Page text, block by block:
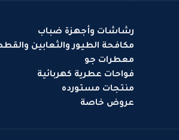
رشاشات وأجهزة ضباب
مكافحة الطيور والثعابين
معطرات جو
فواحات عطرية كهربائية
منتجات مستورده
عروض خاصة